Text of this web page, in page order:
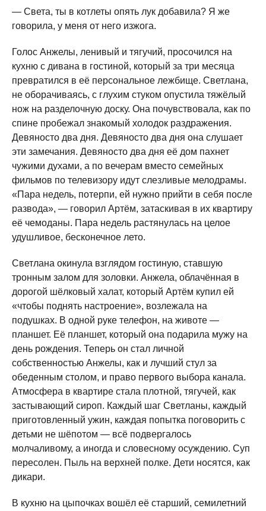
— Света, ты в котлеты опять лук добавила? Я же
говорила, у меня от него изжога.
Голос Анжелы, ленивый и тягучий, просочился на
кухню с дивана в гостиной, который за три месяца
превратился в её персональное лежбище. Светлана,
не оборачиваясь, с глухим стуком опустила тяжёлый
нож на разделочную доску. Она почувствовала, как по
спине пробежал знакомый холодок раздражения.
Девяносто два дня. Девяносто два дня она слушает
эти замечания. Девяносто два дня её дом пахнет
чужими духами, а по вечерам вместо семейных
фильмов по телевизору идут слезливые мелодрамы.
«Пара недель, потерпи, ей нужно прийти в себя после
развода», — говорил Артём, затаскивая в их квартиру
её чемоданы. Пара недель растянулась на целое
удушливое, бесконечное лето.
Светлана окинула взглядом гостиную, ставшую
тронным залом для золовки. Анжела, облачённая в
дорогой шёлковый халат, который Артём купил ей
«чтобы поднять настроение», возлежала на
подушках. В одной руке телефон, на животе —
планшет. Её планшет, который она подарила мужу на
день рождения. Теперь он стал личной
собственностью Анжелы, как и лучший стул за
обеденным столом, и право первого выбора канала.
Атмосфера в квартире стала плотной, тягучей, как
застывающий сироп. Каждый шаг Светланы, каждый
приготовленный ужин, каждая попытка поговорить с
детьми не шёпотом — всё подвергалось
молчаливому, а иногда и словесному осуждению. Суп
пересолен. Пыль на верхней полке. Дети носятся, как
дикари.
В кухню на цыпочках вошёл её старший, семилетний